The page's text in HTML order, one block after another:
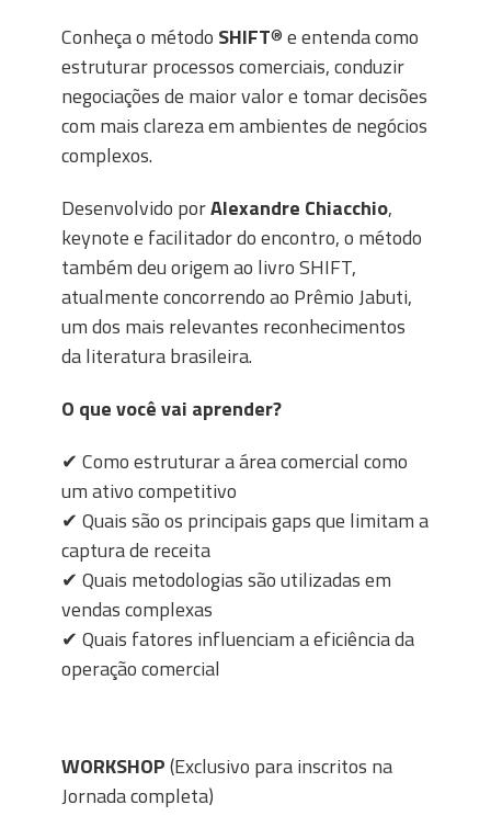
Conheça o método SHIFT® e entenda como
estruturar processos comerciais, conduzir
negociações de maior valor e tomar decisões
com mais clareza em ambientes de negócios
complexos.
Desenvolvido porAlexandre Chiacchio,
keynote e facilitador do encontro, o método
também deu origem ao livro SHIFT,
atualmente concorrendo ao Prêmio Jabuti,
um dos mais relevantes reconhecimentos
da literatura brasileira.
O que você vai aprender?
✔ Como estruturar a área comercial como
um ativo competitivo
✔ Quais são os principais gaps que limitam a
captura de receita
✔ Quais metodologias são utilizadas em
vendas complexas
✔ Quais fatores influenciam a eficiência da
operação comercial
WORKSHOP(Exclusivo para inscritos na
Jornada completa)